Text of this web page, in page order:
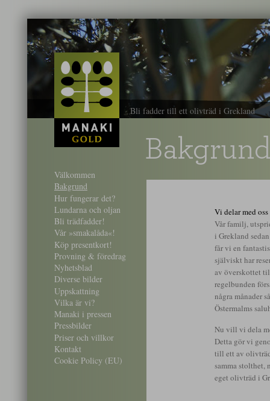
Välkommen
Bakgrund
Hur fungerar det?
Lundarna och oljan
Bli trädfadder!
Vår »smakalåda«!
Köp presentkort!
Provning & föredrag
Nyhetsblad
Diverse bilder
Uppskattning
Vilka är vi?
Manaki i pressen
Pressbilder
Priser och villkor
Kontakt
Cookie Policy (EU)
Bakgrund
Vi delar med
Vår familj,
i Grekland
får vi en
själviskt har
av överskottet
regelbunden
några månader
Östermalms
Nu vill vi dela
Detta gör vi
till ett av
samma stolthet,
eget olivträd i
Bli fadder till ett olivträd i Grekland